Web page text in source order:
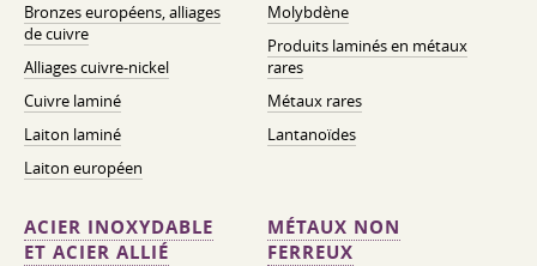
Bronzes européens, alliages
de cuivre
Alliages cuivre-nickel
Cuivre laminé
Laiton laminé
Laiton européen
Molybdène
Produits laminés en métaux
rares
Métaux rares
Lantanoïdes
ACIER INOXYDABLE
ET ACIER ALLIÉ
MÉTAUX NON
FERREUX